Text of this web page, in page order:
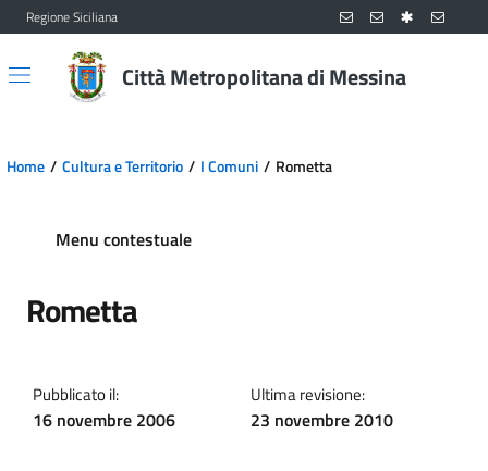
Vai al contenuto principale
Vai al menu principale
Regione Siciliana
Città Metropolitana di Messina
Home Cultura e Territorio I Comuni Rometta
Menu contestuale
Rometta
Pubblicato il:
16 novembre 2006
Ultima revisione:
23 novembre 2010